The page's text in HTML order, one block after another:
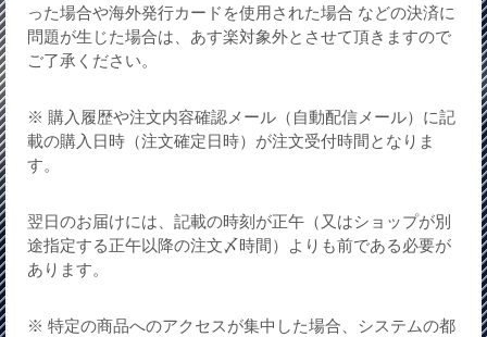
った場合や海外発行カードを使用された場合 などの決済に
問題が生じた場合は、あす楽対象外とさせて頂きますので
ご了承ください。
※ 購入履歴や注文内容確認メール（自動配信メール）に記
載の購入日時（注文確定日時）が注文受付時間となりま
す。
翌日のお届けには、記載の時刻が正午（又はショップが別
途指定する正午以降の注文〆時間）よりも前である必要が
あります。
※ 特定の商品へのアクセスが集中した場合、システムの都